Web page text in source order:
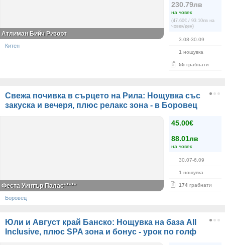
230.79лв
на човек
(47.60€ / 93.10лв на
човек/ден)
3.08-30.09
1 нощувка
55 грабнати
Атлиман Бийч Ризорт
Китен
Свежа почивка в сърцето на Рила: Нощувка със
закуска и вечеря, плюс релакс зона - в Боровец
45.00€
88.01лв
на човек
30.07-6.09
1 нощувка
174 грабнати
Феста Уинтър Палас*****
Боровец
Юли и Август край Банско: Нощувка на база All
Inclusive, плюс SPA зона и бонус - урок по голф